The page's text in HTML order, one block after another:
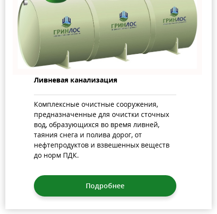
Ливневая канализация
Комплексные очистные сооружения,
предназначенные для очистки сточных
вод, образующихся во время ливней,
таяния снега и полива дорог, от
нефтепродуктов и взвешенных веществ
до норм ПДК.
Подробнее